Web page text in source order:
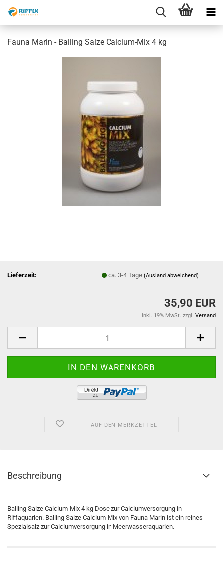
Fauna Marin - Balling Salze Calcium-Mix 4 kg
Lieferzeit: ca. 3-4 Tage(Ausland abweichend)
35,90 EUR
inkl. 19% MwSt. zzgl. Versand
AUF DEN MERKZETTEL
Beschreibung
Balling Salze Calcium-Mix 4 kg Dose zur Calciumversorgung in
Riffaquarien. Balling Salze Calcium-Mix von Fauna Marin ist ein reines
Spezialsalz zur Calciumversorgung in Meerwasseraquarien.